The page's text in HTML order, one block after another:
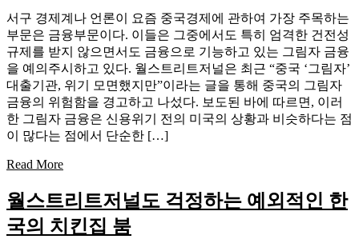
서구 경제계나 언론이 요즘 중국경제에 관하여 가장 주목하는
부문은 금융부문이다. 이들은 그중에서도 특히 엄격한 건전성
규제를 받지 않으면서도 금융으로 기능하고 있는 그림자 금융
을 예의주시하고 있다. 월스트리트저널은 최근 “중국 ‘그림자’
대출기관, 위기 모면했지만”이라는 글을 통해 중국의 그림자
금융의 위험함을 경고하고 나섰다. 보도된 바에 따르면, 이러
한 그림자 금융은 신용위기 전의 미국의 상황과 비슷하다는 점
이 많다는 점에서 단순한 […]
Read More
월스트리트저널도 걱정하는 예외적인 한
국의 치킨집 붐